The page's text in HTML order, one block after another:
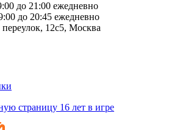
до 21:00 ежедневно
до 20:45 ежедневно
12с5, Москва
страницу 16 лет в игре